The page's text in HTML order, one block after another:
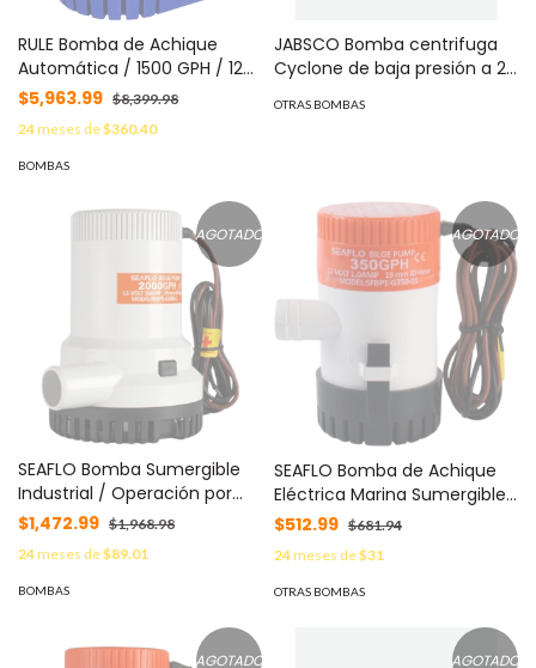
RULE Bomba de Achique
Automática / 1500 GPH / 12V
CC / Interruptor Integrado /
Plásticos ABS / Marítima
MOD: RM1500A
$5,963.99 $8,399.98
24meses de$360.40
BOMBAS
JABSCO Bomba centrifuga
Cyclone de baja presión a 24
GPM, presión máxima de 8.7
OTRAS BOMBAS
AGOTADO
SEAFLO Bomba Sumergible
Industrial / Operación por
Interruptor o Flotador /
Capacidad de
Funcionamiento en Seco /
Eje de Acero Inoxidable /
Herméticos a la Humedad /
Cableado Marino Bloqueado
$1,472.99 $1,968.98
24meses de$89.01
BOMBAS
AGOTADO
SEAFLO Bomba de Achique
Eléctrica Marina Sumergible
SEAFLO 12V / 350 GPH (1325
LPH) / No Automática /
Protección Anti-Aire / Sellos
Herméticos / Cableado
Removible MOD: SFBP1-G35-
$512.99 $681.94
24meses de$31
OTRAS BOMBAS
AGOTADO AGOTADO